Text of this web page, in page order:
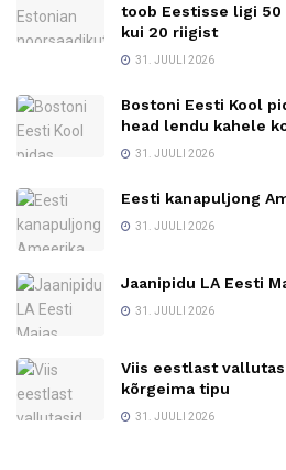
toob Eestisse ligi
kui 20 riigist
31. JUULI 2026
Bostoni Eesti Kool
head lendu kahele
31. JUULI 2026
Eesti kanapuljong
31. JUULI 2026
Jaanipidu LA Eesti
31. JUULI 2026
Viis eestlast
kõrgeima tipu
31. JUULI 2026